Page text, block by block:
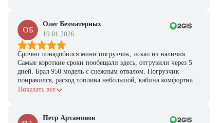
ОБ
Олег Безматерных
19.01.2026
Срочно понадобился мини погрузчик, искал из наличия.
Самые короткие сроки пообещали здесь, отгрузили через 5
дней. Брал 950 модель с снежным отвалом. Погрузчик
понравился, расход топлива небольшой, кабина комфортная,
с задачами справляется.
Показать все
Петр Артамонов